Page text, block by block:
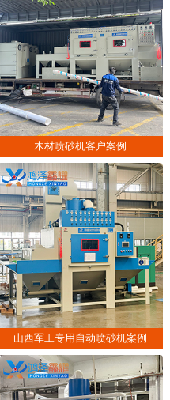
木材喷砂机客户案例
山西军工专用自动喷砂机案例